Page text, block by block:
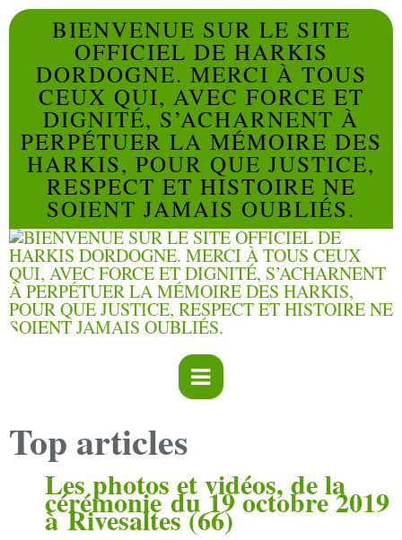
BIENVENUE SUR LE SITE
OFFICIEL DE HARKIS
DORDOGNE. MERCI À TOUS
CEUX QUI, AVEC FORCE ET
DIGNITÉ, S’ACHARNENT À
PERPÉTUER LA MÉMOIRE DES
HARKIS, POUR QUE JUSTICE,
RESPECT ET HISTOIRE NE
SOIENT JAMAIS OUBLIÉS.
Top articles
Les photos et vidéos, de la
cérémonie du 19 octobre 2019
à Rivesaltes (66)